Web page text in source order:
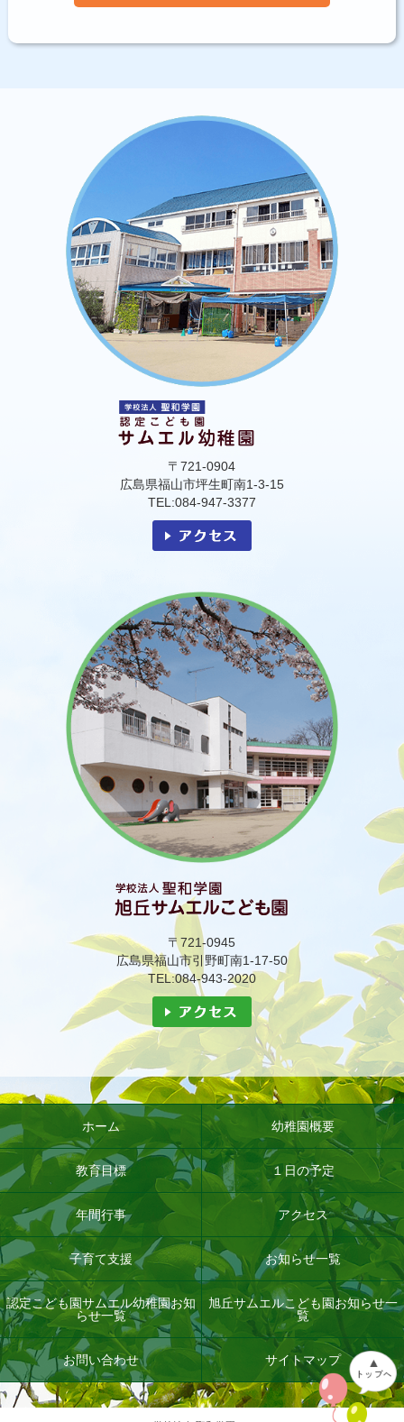
〒721-0904
広島県福山市坪生町南1-3-15
TEL:084-947-3377
〒721-0945
広島県福山市引野町南1-17-50
TEL:084-943-2020
ホーム 幼稚園概要
教育目標 １日の予定
年間行事 アクセス
子育て支援 お知らせ一覧
認定こども園サムエル幼稚園お知
らせ一覧
旭丘サムエルこども園お知らせ一
覧
お問い合わせ サイトマップ